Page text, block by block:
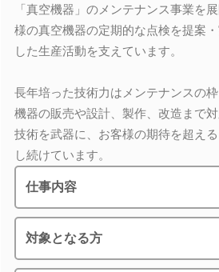
「真空機器」のメンテナンス事業を
様の真空機器の定期的な点検を提案
した生産活動を支えています。
長年培った技術力はメンテナンスの
機器の販売や設計、製作、改造まで
技術を武器に、お客様の期待を超え
し続けています。
仕事内容
対象となる方